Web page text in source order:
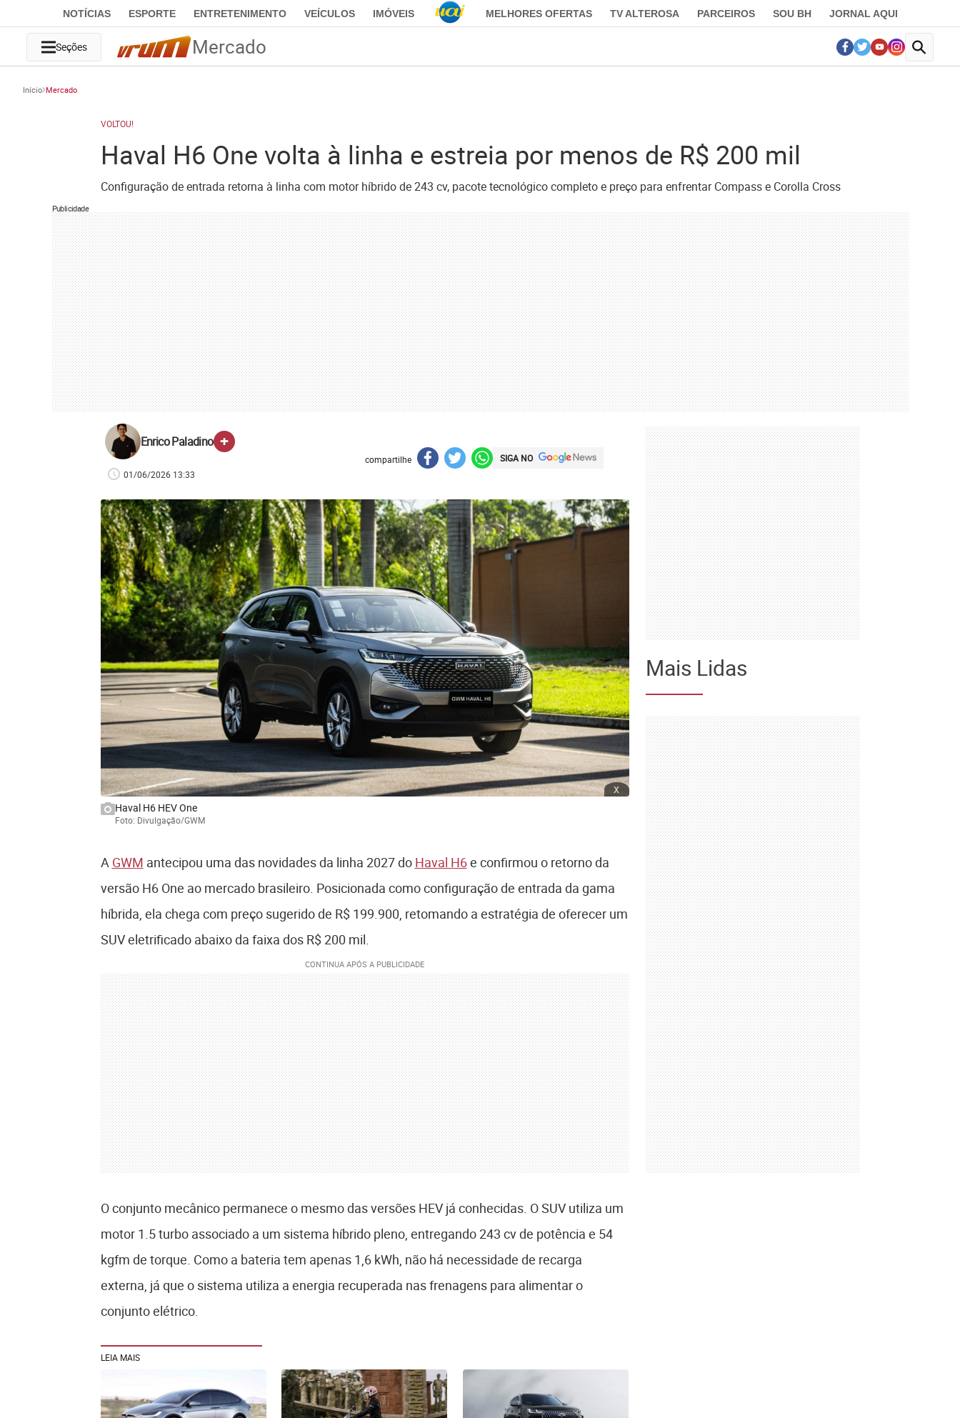
NOTÍCIAS ESPORTE ENTRETENIMENTO VEÍCULOS IMÓVEIS MELHORES OFERTAS TV ALTEROSA PARCEIROS SOU BH JORNAL AQUI
Seções Mercado
Início Mercado
VOLTOU!
Haval H6 One volta à linha e estreia por menos de R$ 200 mil
Configuração de entrada retorna à linha com motor híbrido de 243 cv, pacote tecnológico completo e preço para enfrentar Compass e Corolla Cross
Publicidade
Enrico Paladino +
01/06/2026 13:33
compartilhe SIGA NO
x
Haval H6 HEV One
Foto: Divulgação/GWM
A GWM antecipou uma das novidades da linha 2027 do Haval H6e confirmou o retorno da
versão H6 One ao mercado brasileiro. Posicionada como configuração de entrada da gama
híbrida, ela chega com preço sugerido de R$ 199.900, retomando a estratégia de oferecer um
SUV eletrificado abaixo da faixa dos R$ 200 mil.
O conjunto mecânico permanece o mesmo das versões HEV já conhecidas. O SUV utiliza um
motor 1.5 turbo associado a um sistema híbrido pleno, entregando 243 cv de potência e 54
kgfm de torque. Como a bateria tem apenas 1,6 kWh, não há necessidade de recarga
externa, já que o sistema utiliza a energia recuperada nas frenagens para alimentar o
conjunto elétrico.
LEIA MAIS
Mais Lidas